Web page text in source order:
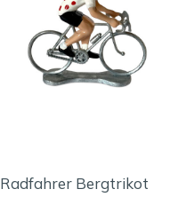
Radfahrer Bergtrikot